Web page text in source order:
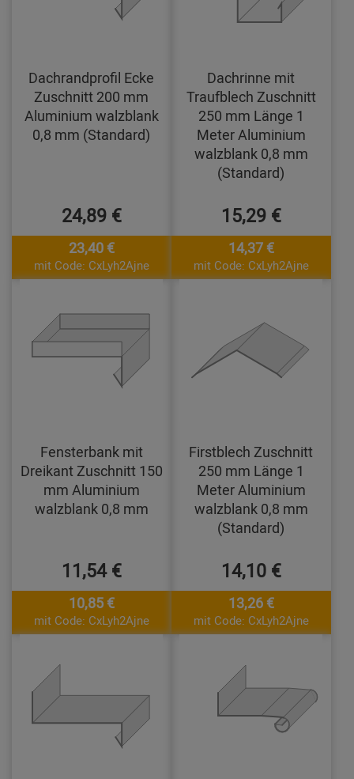
Dachrandprofil Ecke
Zuschnitt 200 mm
Aluminium walzblank
0,8 mm (Standard)
24,89 €
23,40 €
mit Code: CxLyh2Ajne
Dachrinne mit
Traufblech Zuschnitt
250 mm Länge 1
Meter Aluminium
walzblank 0,8 mm
(Standard)
15,29 €
14,37 €
mit Code: CxLyh2Ajne
Fensterbank mit
Dreikant Zuschnitt 150
mm Aluminium
walzblank 0,8 mm
11,54 €
10,85 €
mit Code: CxLyh2Ajne
Firstblech Zuschnitt
250 mm Länge 1
Meter Aluminium
walzblank 0,8 mm
(Standard)
14,10 €
13,26 €
mit Code: CxLyh2Ajne